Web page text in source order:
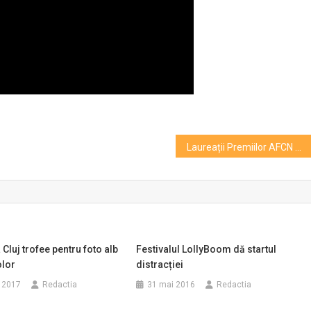
Cluj trofee pentru foto alb
Redactia
Festivalul LollyBoom dă startul
distracției
31 mai 2016 Redactia